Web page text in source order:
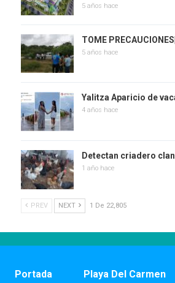
5 años hace
TOME
5 años hace
Yalitza Aparicio de
4 años hace
Detectan criadero
1 año hace
PREV NEXT 1 De 22,805
Portada Playa Del Carmen